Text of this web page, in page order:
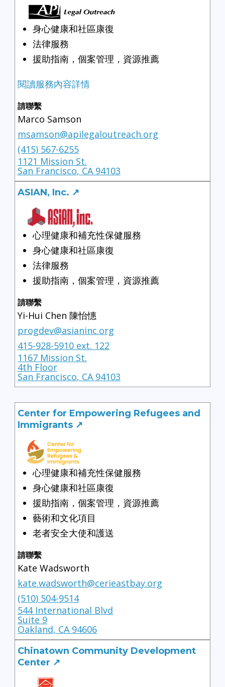
身心健康和社區康復
法律服務
援助指南，個案管理，資源推薦
閱讀服務內容詳情
請聯繫
Marco Samson
msamson@apilegaloutreach.org
(415) 567-6255
1121 Missio​n St.
San Francisco, CA 94103
ASIAN, Inc. ↗
心理健康和補充性保健服務
身心健康和社區康復
法律服務
援助指南，個案管理，資源推薦
請聯繫
Yi-Hui Chen 陳怡憓
progdev@asianinc.org
415-928-5910 ext. 122
1167 Mission St.
4th Floor
San Francisco, CA 94103
Center for Empowering Refugees and
Immigrants ↗
心理健康和補充性保健服務
身心健康和社區康復
援助指南，個案管理，資源推薦
藝術和文化項目
老者安全大使和護送
請聯繫
Kate Wadsworth
kate.wadsworth@cerieastbay.org
(510) 504-9514
544 International Blvd
Suite 9
Oakland, CA 94606
Chinatown Community Development
Center ↗